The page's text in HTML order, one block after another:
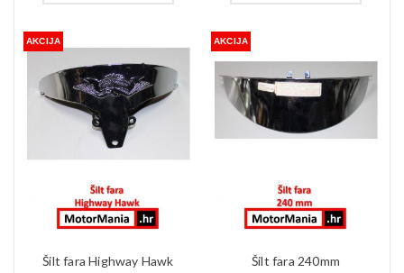
AKCIJA
Šilt fara Highway Hawk
AKCIJA
Šilt fara 240mm